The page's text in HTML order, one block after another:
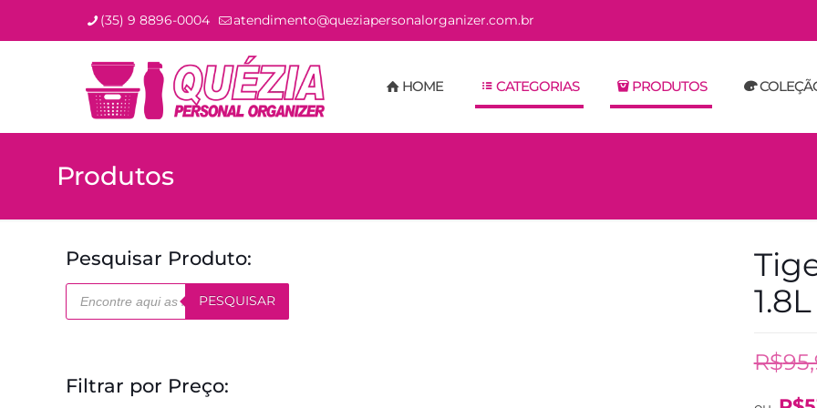
(35) 9 8896-0004 atendimento@queziapersonalorganizer.com.br
HOME CATEGORIAS PRODUTOS
Produtos
1.8L
R$
Pesquisar Produto:
Pesquisar
produtos PESQUISAR
Filtrar por Preço: